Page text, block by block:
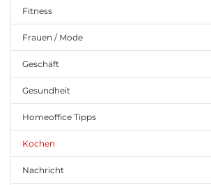
Fitness
Frauen / Mode
Geschäft
Gesundheit
Homeoffice Tipps
Kochen
Nachricht